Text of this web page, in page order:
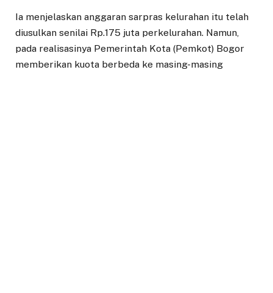
Ia menjelaskan anggaran sarpras kelurahan itu telah
diusulkan senilai Rp.175 juta perkelurahan. Namun,
pada realisasinya Pemerintah Kota (Pemkot) Bogor
memberikan kuota berbeda ke masing-masing